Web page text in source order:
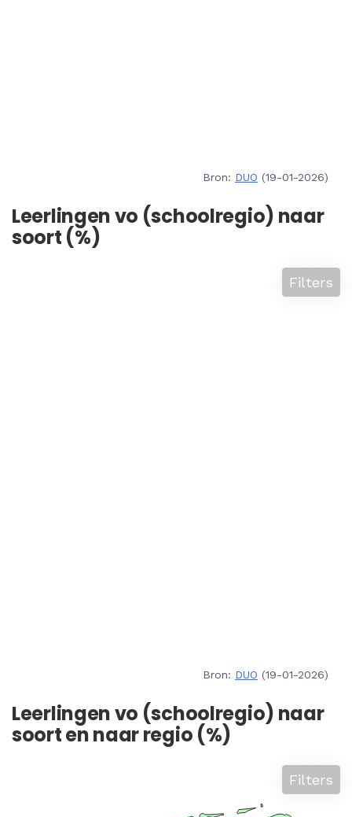
Bron: DUO (19-01-2026)
Leerlingen vo (schoolregio) naar
soort (%)
Filters
Bron: DUO (19-01-2026)
Leerlingen vo (schoolregio) naar
soort en naar regio (%)
Filters